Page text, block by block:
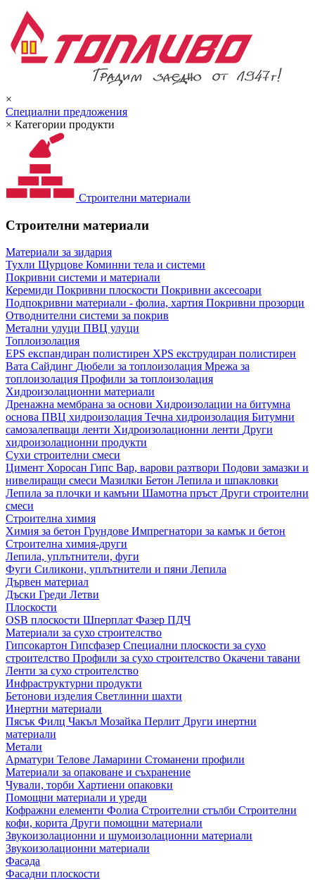
×
Специални предложения
× Категории продукти
Строителни материали
Строителни материали
Материали за зидария
Тухли Щурцове Коминни тела и системи
Покривни системи и материали
Керемиди Покривни плоскости Покривни аксесоари
Подпокривни материали - фолиа, хартия Покривни прозорци
Отводнителни системи за покрив
Метални улуци ПВЦ улуци
Топлоизолация
EPS експандиран полистирен XPS екструдиран полистирен
Вата Сайдинг Дюбели за топлоизолация Мрежа за
топлоизолация Профили за топлоизолация
Хидроизолационни материали
Дренажна мембрана за основи Хидроизолации на битумна
основа ПВЦ хидроизолация Течна хидроизолация Битумни
самозалепващи ленти Хидроизолационни ленти Други
хидроизолационни продукти
Сухи строителни смеси
Цимент Хоросан Гипс Вар, варови разтвори Подови замазки и
нивелиращи смеси Мазилки Бетон Лепила и шпакловки
Лепила за плочки и камъни Шамотна пръст Други строителни
смеси
Строителна химия
Химия за бетон Грундове Импрегнатори за камък и бетон
Строителна химия-други
Лепила, уплътнители, фуги
Фуги Силикони, уплътнители и пяни Лепила
Дървен материал
Дъски Греди Летви
Плоскости
OSB плоскости Шперплат Фазер ПДЧ
Материали за сухо строителство
Гипсокартон Гипсфазер Специални плоскости за сухо
строителство Профили за сухо строителство Окачени тавани
Ленти за сухо строителство
Инфраструктурни продукти
Бетонови изделия Светлинни шахти
Инертни материали
Пясък Филц Чакъл Мозайкa Перлит Други инертни
материали
Метали
Арматури Телове Ламарини Стоманени профили
Материали за опаковане и съхранение
Чували, торби Хартиени опаковки
Помощни материали и уреди
Кофражни елементи Фолиа Строителни стълби Строителни
кофи, корита Други помощни материали
Звукоизолационни и шумоизолационни материали
Звукоизолационни материали
Фасада
Фасадни плоскости